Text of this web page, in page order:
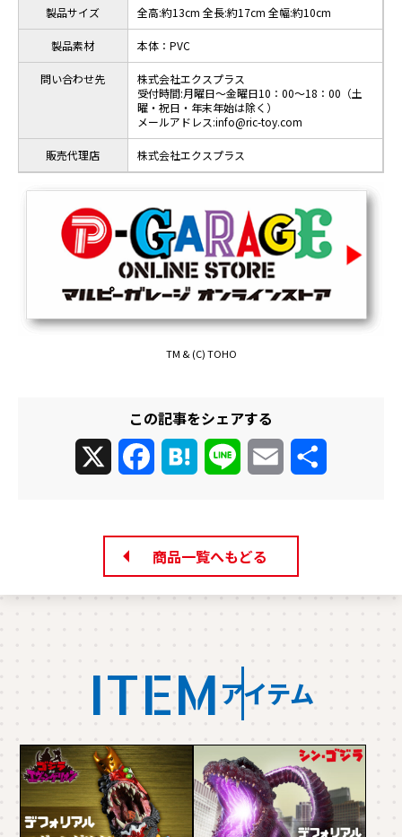
製品サイズ 全高:約13cm 全長:約17cm 全幅:約10cm
製品素材 本体：PVC
問い合わせ先
株式会社エクスプラス
受付時間:月曜日～金曜日10：00～18：00（土
曜・祝日・年末年始は除く）
メールアドレス:info@ric-toy.com
販売代理店 株式会社エクスプラス
TM & (C) TOHO
この記事をシェアする
FacebookHatena Line Email
商品一覧へもどる
ITEM アイテム